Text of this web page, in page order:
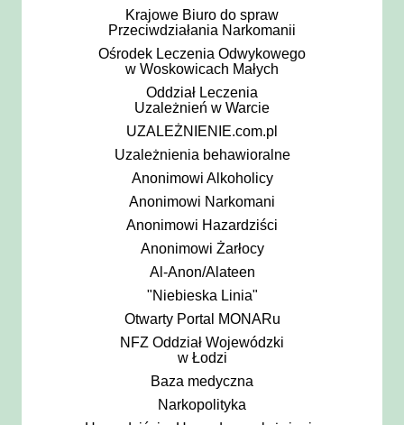
Krajowe Biuro do spraw
Przeciwdziałania Narkomanii
Ośrodek Leczenia Odwykowego
w Woskowicach Małych
Oddział Leczenia
Uzależnień w Warcie
UZALEŻNIENIE.com.pl
Uzależnienia behawioralne
Anonimowi Alkoholicy
Anonimowi Narkomani
Anonimowi Hazardziści
Anonimowi Żarłocy
Al-Anon/Alateen
"Niebieska Linia"
Otwarty Portal MONARu
NFZ Oddział Wojewódzki
w Łodzi
Baza medyczna
Narkopolityka